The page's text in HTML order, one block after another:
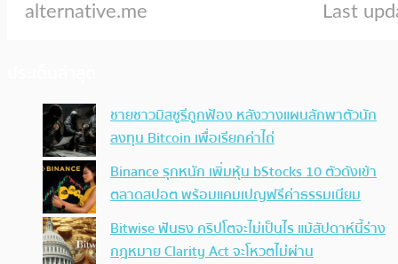
ชายชาวมิสซูรีถูกฟ้อง หลังวางแผนลักพาตัวนัก
ลงทุน Bitcoin เพื่อเรียกค่าไถ่
Binance รุกหนัก เพิ่มหุ้น bStocks 10 ตัวดังเข้า
ตลาดสปอต พร้อมแคมเปญฟรีค่าธรรมเนียม
Bitwise ฟันธง คริปโตจะไม่เป็นไร แม้สัปดาห์นี้ร่าง
กฎหมาย Clarity Act จะโหวตไม่ผ่าน